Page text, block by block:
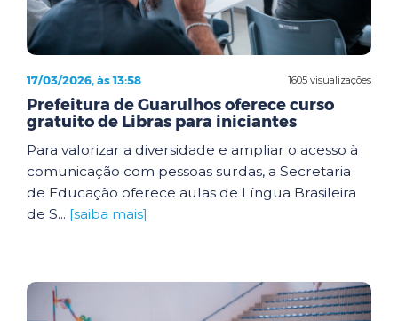
1605 visualizações
17/03/2026, às 13:58
Prefeitura de Guarulhos oferece curso
gratuito de Libras para iniciantes
Para valorizar a diversidade e ampliar o acesso à
comunicação com pessoas surdas, a Secretaria
de Educação oferece aulas de Língua Brasileira
de S... [saiba mais]